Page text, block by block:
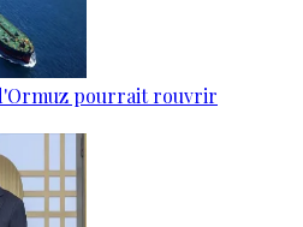
pourrait rouvrir